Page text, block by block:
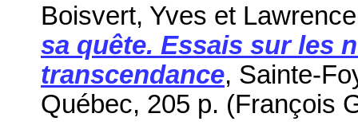
Boisvert, Yves et
sa quête. Essais sur les
transcendance, Sainte-
Québec, 205 p. (François